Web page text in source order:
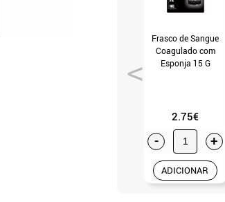
Frasco de Sangue
Coagulado com
Esponja 15 G
2.75€
- +
ADICIONAR